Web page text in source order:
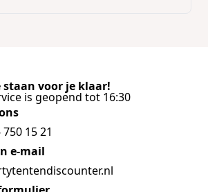
staan voor je klaar!
is geopend tot 16:30
15 21
e-mail